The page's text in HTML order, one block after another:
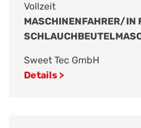
Vollzeit
MASCHINENFAHRER/IN
Sweet Tec GmbH
Details >